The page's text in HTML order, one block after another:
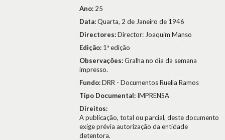
Ano: 25
Data:Quarta, 2 de Janeiro de 1946
Directores:Director: Joaquim Manso
Edição: 1ª edição
Observações:Gralha no dia da semana
impresso.
Fundo:DRR - Documentos Ruella Ramos
Tipo Documental: IMPRENSA
Direitos:
A publicação, total ou parcial, deste documento
exige prévia autorização da entidade
detentora.